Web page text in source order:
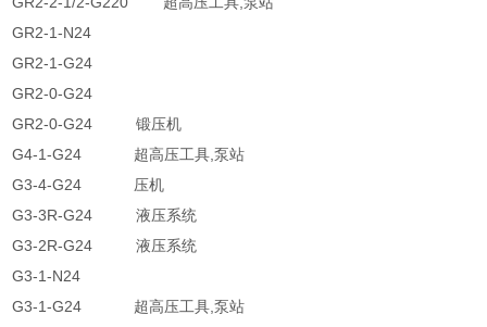
GR2-1-N24
GR2-1-G24
GR2-0-G24
GR2-0-G24 锻压机
G4-1-G24 超高压工具,泵站
G3-4-G24 压机
G3-3R-G24 液压系统
G3-2R-G24 液压系统
G3-1-N24
G3-1-G24 超高压工具,泵站